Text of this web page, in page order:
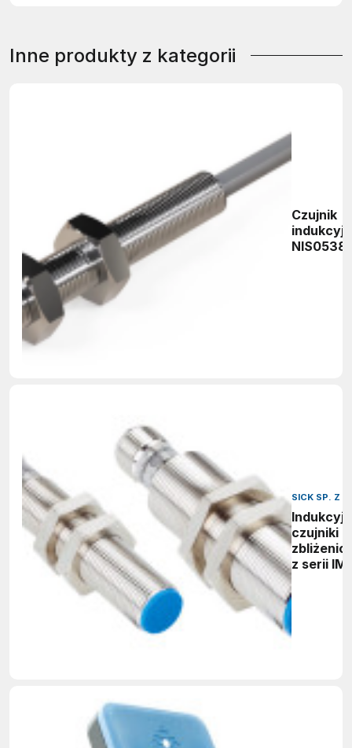
Inne produkty z kategorii
Czujnik
SICK SP. Z
czujniki
z serii